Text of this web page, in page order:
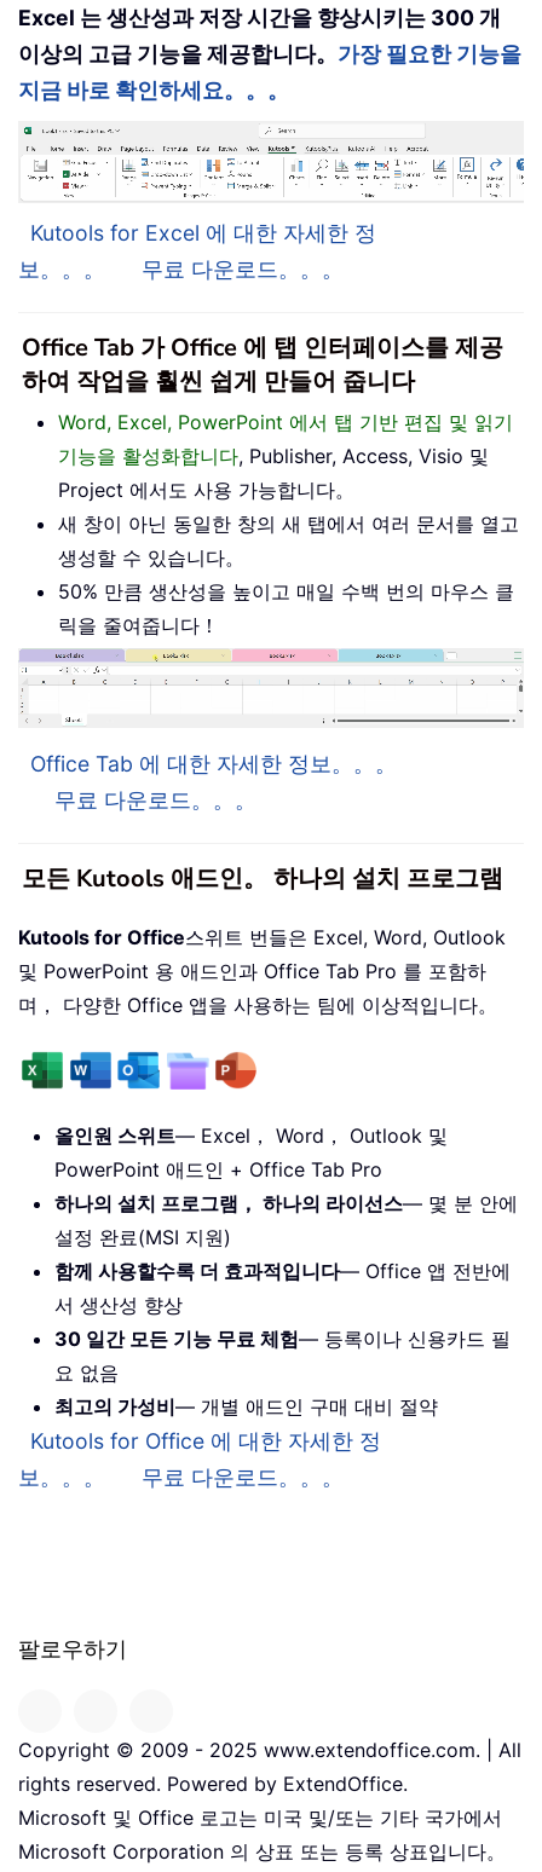
Excel 는 생산성과 저장 시간을 향상시키는 300 개
이상의 고급 기능을 제공합니다。 가장 필요한 기능을
지금 바로 확인하세요。。。
Kutools for Excel 에 대한 자세한 정
보。。。
무료 다운로드。。。
Office Tab 가 Office 에 탭 인터페이스를 제공
하여 작업을 훨씬 쉽게 만들어 줍니다
Word, Excel, PowerPoint 에서 탭 기반 편집 및 읽기
기능을 활성화합니다, Publisher, Access, Visio 및
Project 에서도 사용 가능합니다。
새 창이 아닌 동일한 창의 새 탭에서 여러 문서를 열고
생성할 수 있습니다。
50% 만큼 생산성을 높이고 매일 수백 번의 마우스 클
릭을 줄여줍니다！
Office Tab 에 대한 자세한 정보。。。
무료 다운로드。。。
모든 Kutools 애드인。 하나의 설치 프로그램
Kutools for Office스위트 번들은 Excel, Word, Outlook
및 PowerPoint 용 애드인과 Office Tab Pro 를 포함하
며， 다양한 Office 앱을 사용하는 팀에 이상적입니다。
올인원 스위트— Excel， Word， Outlook 및
PowerPoint 애드인 + Office Tab Pro
하나의 설치 프로그램， 하나의 라이선스— 몇 분 안에
설정 완료(MSI 지원)
함께 사용할수록 더 효과적입니다— Office 앱 전반에
서 생산성 향상
30 일간 모든 기능 무료 체험— 등록이나 신용카드 필
요 없음
최고의 가성비— 개별 애드인 구매 대비 절약
Kutools for Office 에 대한 자세한 정
보。。。
무료 다운로드。。。
팔로우하기
Copyright © 2009 - 2025 www.extendoffice.com. | All
rights reserved. Powered by ExtendOffice.
Microsoft 및 Office 로고는 미국 및/또는 기타 국가에서
Microsoft Corporation 의 상표 또는 등록 상표입니다。